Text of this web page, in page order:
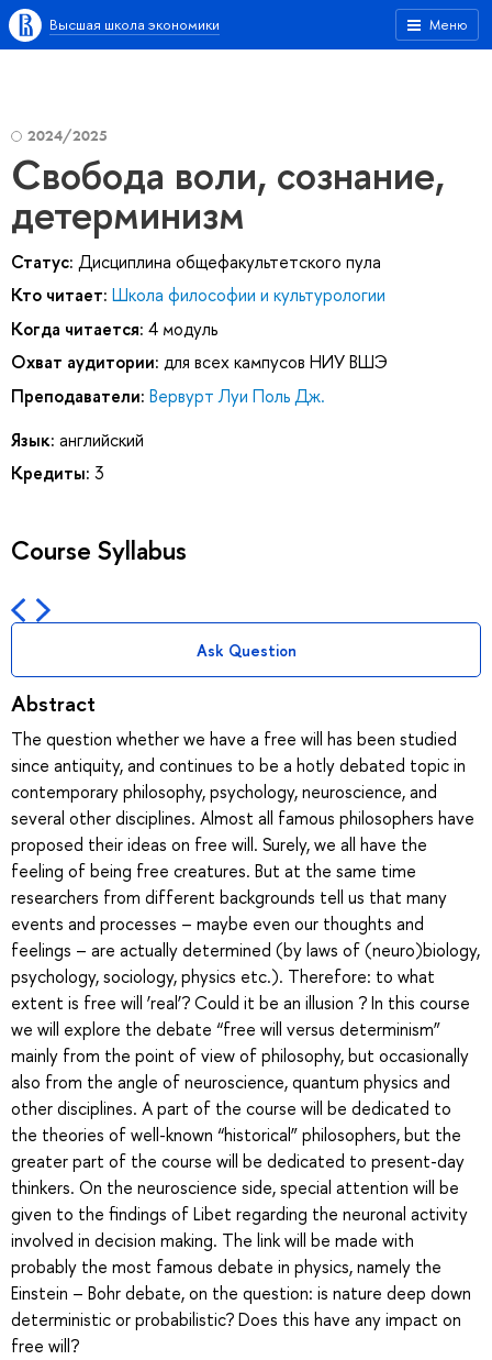
Меню
Высшая школа экономики
2024/2025
Свобода воли, сознание,
детерминизм
Статус: Дисциплина общефакультетского пула
Кто читает: Школа философии и культурологии
Когда читается: 4 модуль
Охват аудитории: для всех кампусов НИУ ВШЭ
Преподаватели: Вервурт Луи Поль Дж.
Язык: английский
Кредиты: 3
Course Syllabus
Ask Question
Abstract
The question whether we have a free will has been studied
since antiquity, and continues to be a hotly debated topic in
contemporary philosophy, psychology, neuroscience, and
several other disciplines. Almost all famous philosophers have
proposed their ideas on free will. Surely, we all have the
feeling of being free creatures. But at the same time
researchers from different backgrounds tell us that many
events and processes – maybe even our thoughts and
feelings – are actually determined (by laws of (neuro)biology,
psychology, sociology, physics etc.). Therefore: to what
extent is free will ‘real’? Could it be an illusion ? In this course
we will explore the debate “free will versus determinism”
mainly from the point of view of philosophy, but occasionally
also from the angle of neuroscience, quantum physics and
other disciplines. A part of the course will be dedicated to
the theories of well-known “historical” philosophers, but the
greater part of the course will be dedicated to present-day
thinkers. On the neuroscience side, special attention will be
given to the findings of Libet regarding the neuronal activity
involved in decision making. The link will be made with
probably the most famous debate in physics, namely the
Einstein – Bohr debate, on the question: is nature deep down
deterministic or probabilistic? Does this have any impact on
free will?